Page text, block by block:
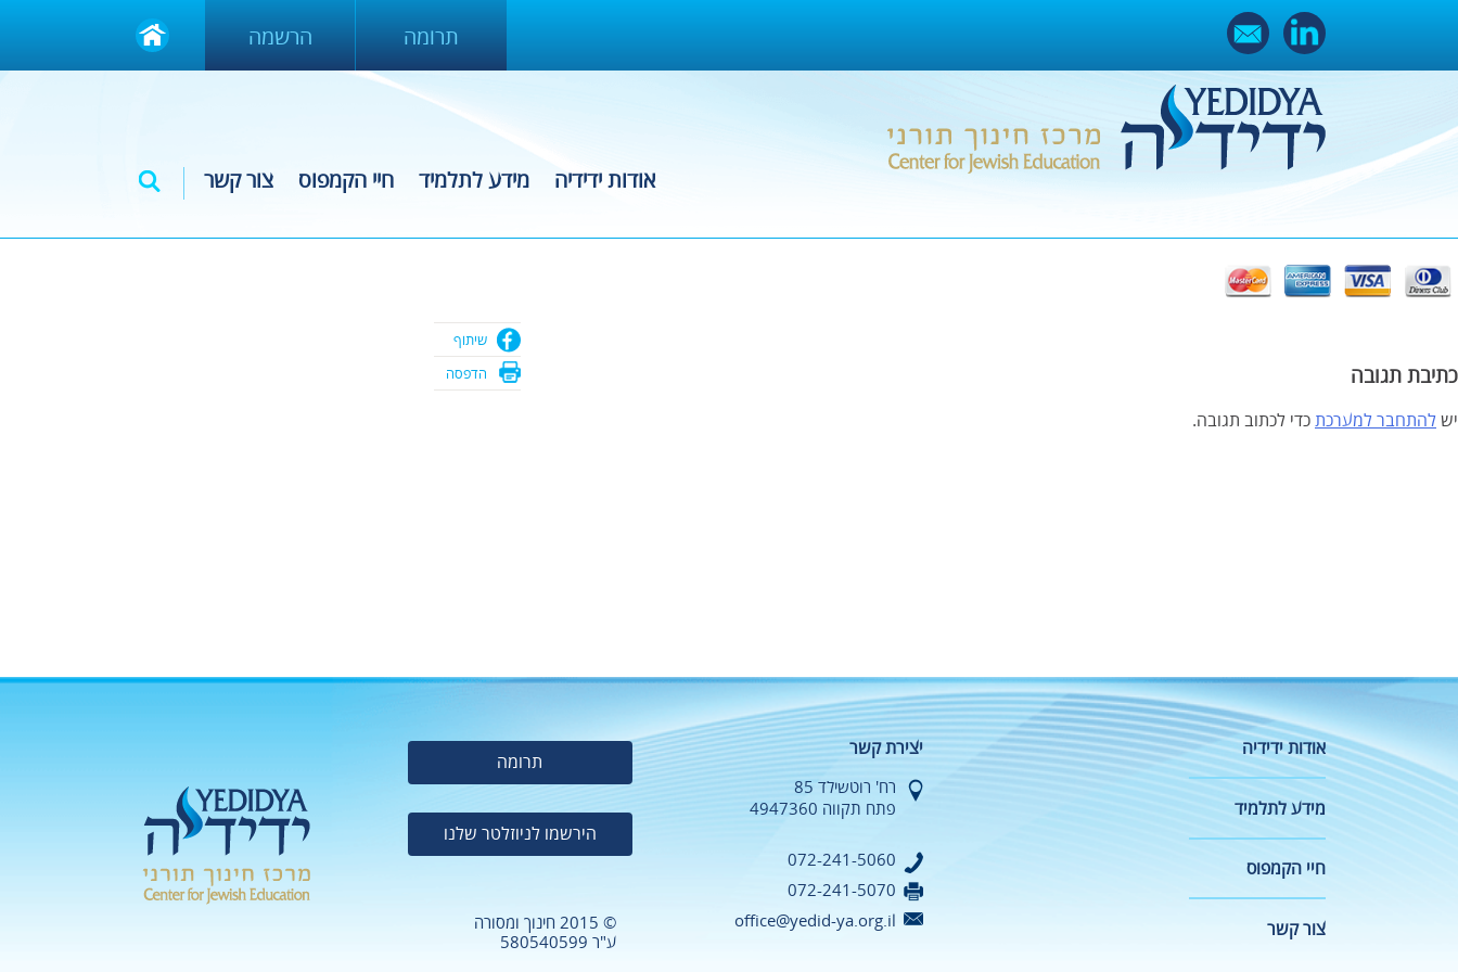
תרומה הרשמה
שיתוף
הדפסה
אודות ידידיה מידע לתלמיד חיי הקמפוס צור קשר
כתיבת תגובה
יש להתחבר למערכת כדי לכתוב תגובה.
אודות ידידיה
מידע לתלמיד
חיי הקמפוס
צור קשר
יצירת קשר
רח' רוטשילד 85
פתח תקווה 4947360
072-241-5060
072-241-5070
office@yedid-ya.org.il
תרומה
הירשמו לניוזלטר שלנו
© 2015 חינוך ומסורה
ע"ר 580540599